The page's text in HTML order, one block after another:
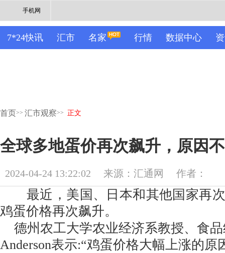
手机网
7*24快讯 汇市 名家 行情 数据中心
首页>> 汇市观察>> 正文
全球多地蛋价再次飙升，原因
2024-04-24 13:22:02 来源：汇通网 作者：
最近，美国、日本和其他国家再次
鸡蛋价格再次飙升。
德州农工大学农业经济系教授、食品
Anderson表示:“鸡蛋价格大幅上涨的原